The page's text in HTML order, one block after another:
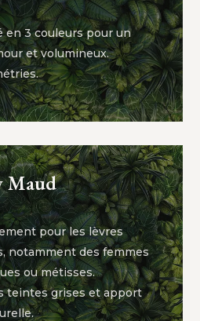
en 3 couleurs pour un
et volumineux.
Maud
pour les lèvres
notamment des femmes
ou métisses.
teintes grises et apport